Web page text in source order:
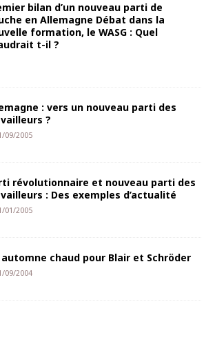
bilan d’un nouveau parti de
en Allemagne Débat dans la
formation, le WASG : Quel
t-il ?
: vers un nouveau parti des
?
09/2005
révolutionnaire et nouveau parti des
: Des exemples d’actualité
01/2005
automne chaud pour Blair et Schröder
09/2004